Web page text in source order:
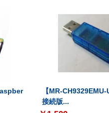
【MR-
接続版...